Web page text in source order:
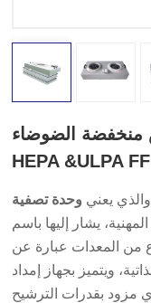
منخفضة الضوضاء
والذي يعني وحدة تصفية
يشار إليها باسم
من المعدات عبارة عن
ويتميز بجهاز إمداد